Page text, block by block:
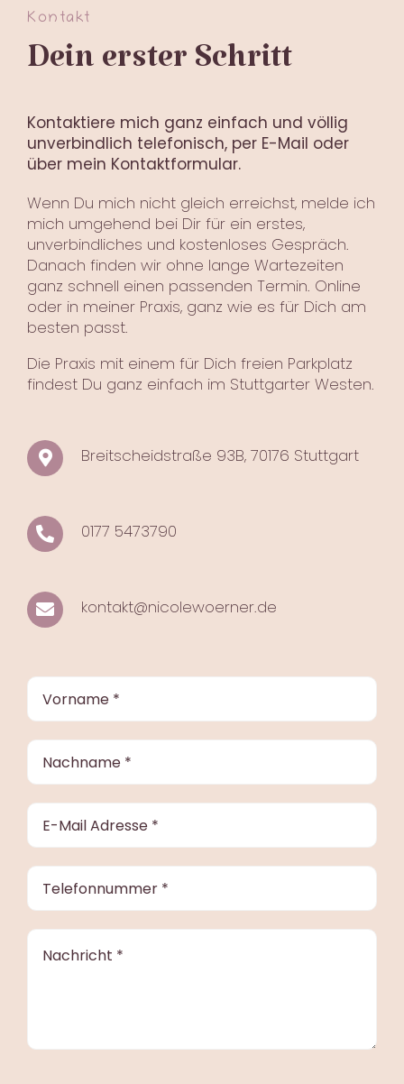
Kontakt
Dein erster Schritt
Kontaktiere mich ganz einfach und völlig
unverbindlich telefonisch, per E-Mail oder
über mein Kontaktformular.
Wenn Du mich nicht gleich erreichst, melde ich
mich umgehend bei Dir für ein erstes,
unverbindliches und kostenloses Gespräch.
Danach finden wir ohne lange Wartezeiten
ganz schnell einen passenden Termin. Online
oder in meiner Praxis, ganz wie es für Dich am
besten passt.
Die Praxis mit einem für Dich freien Parkplatz
findest Du ganz einfach im Stuttgarter Westen.
Breitscheidstraße 93B, 70176 Stuttgart
0177 5473790
kontakt@nicolewoerner.de